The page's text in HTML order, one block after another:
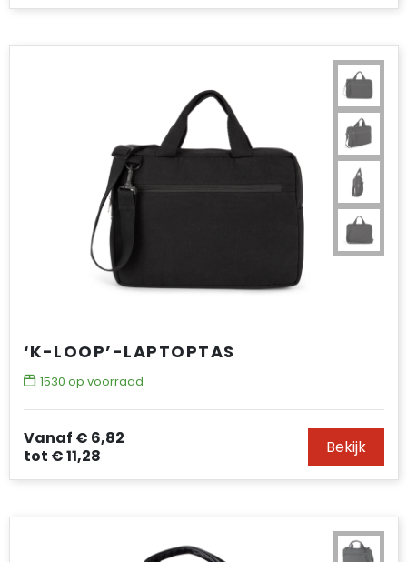
‘K-LOOP’-LAPTOPTAS
1530 op voorraad
Vanaf € 6,82
tot € 11,28 Bekijk